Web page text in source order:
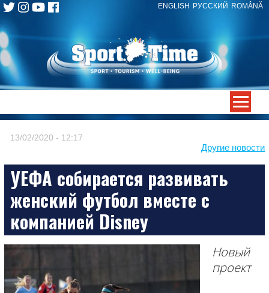
ENGLISH РУССКИЙ ROMÂNĂ
Skip
to
content
Другие новости
13/02/2020 - 12:17
УЕФА собирается развивать
женский футбол вместе с
компанией Disney
Новый
проект